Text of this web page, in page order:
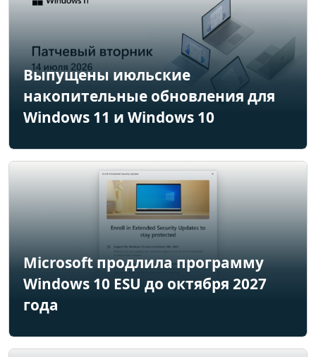
Выпущены июльские
накопительные обновления для
Windows 11 и Windows 10
Microsoft продлила программу
Windows 10 ESU до октября 2027
года